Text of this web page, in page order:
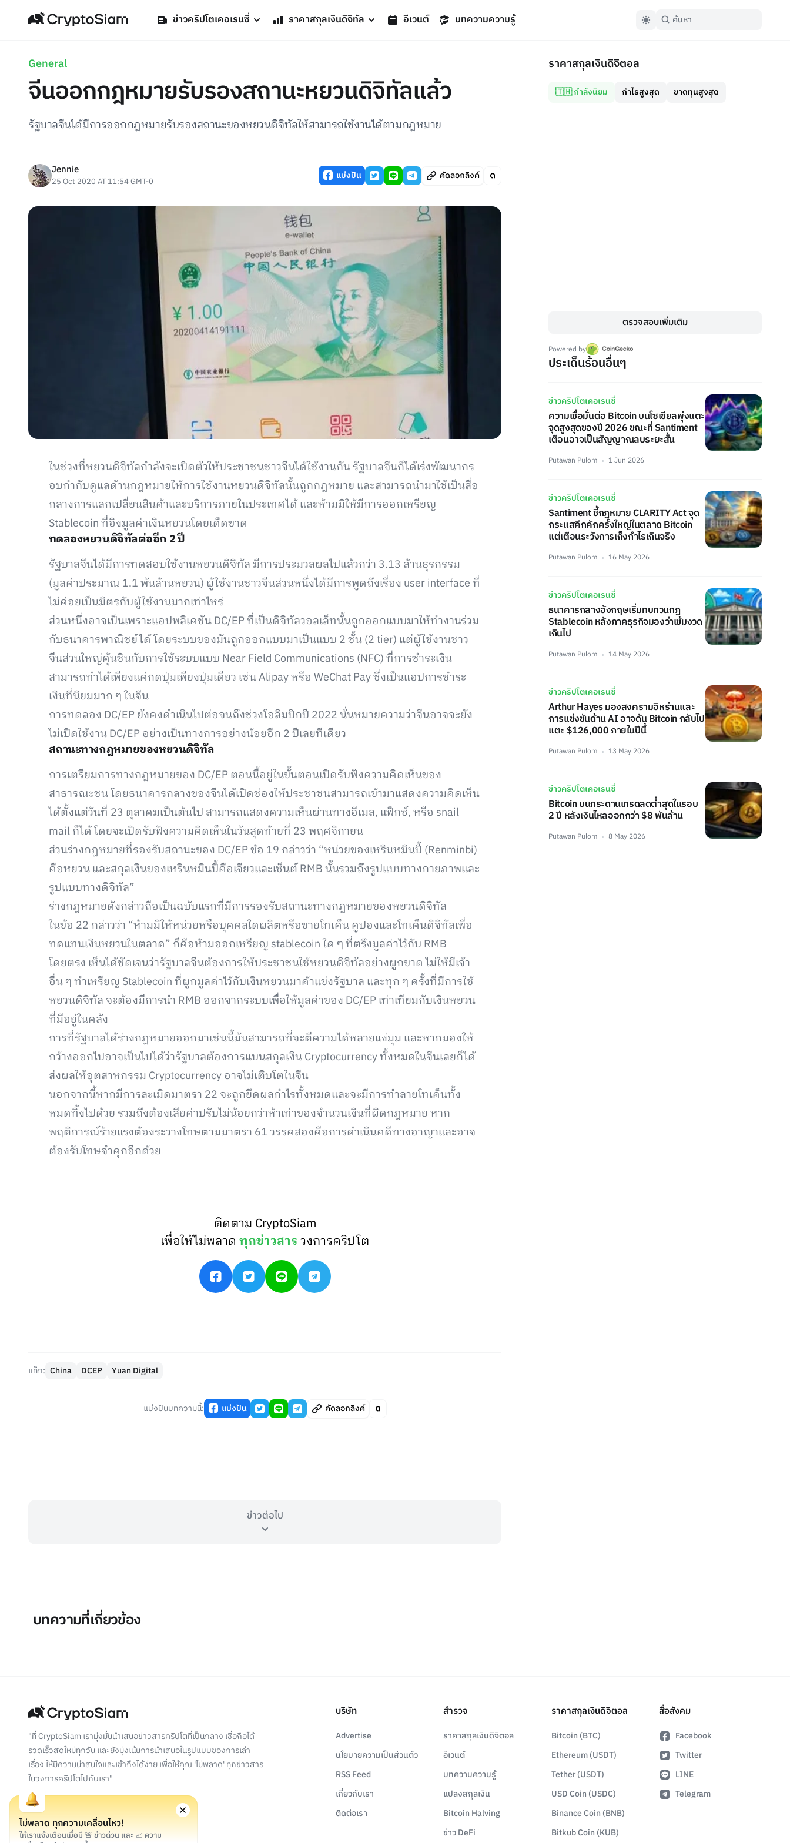
ข่าวคริปโตเคอเรนซี่ ราคาสกุลเงินดิจิทัล อีเวนต์ บทความความรู้
General
จีนออกกฎหมายรับรองสถานะหยวนดิจิทัลแล้ว
รัฐบาลจีนได้มีการออกกฎหมายรับรองสถานะของหยวนดิจิทัลให้สามารถใช้งานได้ตามกฎหมาย
Jennie
25 Oct 2020 AT 11:54 GMT-0 แบ่งปัน คัดลอกลิงค์
ในช่วงที่หยวนดิจิทัลกำลังจะเปิดตัวให้ประชาชนชาวจีนได้ใช้งานกัน รัฐบาลจีนก็ได้เร่งพัฒนากร
อบกำกับดูแลด้านกฎหมายให้การใช้งานหยวนดิจิทัลนั้นถูกกฎหมาย และสามารถนำมาใช้เป็นสื่อ
กลางการแลกเปลี่ยนสินค้าและบริการภายในประเทศได้ และห้ามมิให้มีการออกเหรียญ
Stablecoin ที่อิงมูลค่าเงินหยวนโดยเด็ดขาด
ทดลองหยวนดิจิทัลต่ออีก 2 ปี
รัฐบาลจีนได้มีการทดสอบใช้งานหยวนดิจิทัล มีการประมวลผลไปแล้วกว่า 3.13 ล้านธุรกรรม
(มูลค่าประมาณ 1.1 พันล้านหยวน) ผู้ใช้งานชาวจีนส่วนหนึ่งได้มีการพูดถึงเรื่อง user interface ที่
ไม่ค่อยเป็นมิตรกับผู้ใช้งานมากเท่าไหร่
ส่วนหนึ่งอาจเป็นเพราะแอปพลิเคชัน DC/EP ที่เป็นดิจิทัลวอลเล็ทนั้นถูกออกแบบมาให้ทำงานร่วม
กับธนาคารพาณิชย์ได้ โดยระบบของมันถูกออกแบบมาเป็นแบบ 2 ชั้น (2 tier) แต่ผู้ใช้งานชาว
จีนส่วนใหญ่คุ้นชินกับการใช้ระบบแบบ Near Field Communications (NFC) ที่การชำระเงิน
สามารถทำได้เพียงแค่กดปุ่มเพียงปุ่มเดียว เช่น Alipay หรือ WeChat Pay ซึ่งเป็นแอปการชำระ
เงินที่นิยมมาก ๆ ในจีน
การทดลอง DC/EP ยังคงดำเนินไปต่อจนถึงช่วงโอลิมปิกปี 2022 นั่นหมายความว่าจีนอาจจะยัง
ไม่เปิดใช้งาน DC/EP อย่างเป็นทางการอย่างน้อยอีก 2 ปีเลยทีเดียว
สถานะทางกฎหมายของหยวนดิจิทัล
การเตรียมการทางกฎหมายของ DC/EP ตอนนี้อยู่ในขั้นตอนเปิดรับฟังความคิดเห็นของ
สาธารณะชน โดยธนาคารกลางของจีนได้เปิดช่องให้ประชาชนสามารถเข้ามาแสดงความคิดเห็น
ได้ตั้งแต่วันที่ 23 ตุลาคมเป็นต้นไป สามารถแสดงความเห็นผ่านทางอีเมล, แฟ็กซ์, หรือ snail
mail ก็ได้ โดยจะเปิดรับฟังความคิดเห็นในวันสุดท้ายที่ 23 พฤศจิกายน
ส่วนร่างกฎหมายที่รองรับสถานะของ DC/EP ข้อ 19 กล่าวว่า “หน่วยของเหรินหมินปี้ (Renminbi)
คือหยวน และสกุลเงินของเหรินหมินปี้คือเจียวและเซ็นต์ RMB นั้นรวมถึงรูปแบบทางกายภาพและ
รูปแบบทางดิจิทัล”
ร่างกฎหมายดังกล่าวถือเป็นฉบับแรกที่มีการรองรับสถานะทางกฎหมายของหยวนดิจิทัล
ในข้อ 22 กล่าวว่า “ห้ามมิให้หน่วยหรือบุคคลใดผลิตหรือขายโทเค็น คูปองและโทเค็นดิจิทัลเพื่อ
ทดแทนเงินหยวนในตลาด” ก็คือห้ามออกเหรียญ stablecoin ใด ๆ ที่ตรึงมูลค่าไว้กับ RMB
โดยตรง เห็นได้ชัดเจนว่ารัฐบาลจีนต้องการให้ประชาชนใช้หยวนดิจิทัลอย่างผูกขาด ไม่ให้มีเจ้า
อื่น ๆ ทำเหรียญ Stablecoin ที่ผูกมูลค่าไว้กับเงินหยวนมาค้าแข่งรัฐบาล และทุก ๆ ครั้งที่มีการใช้
หยวนดิจิทัล จะต้องมีการนำ RMB ออกจากระบบเพื่อให้มูลค่าของ DC/EP เท่าเทียมกับเงินหยวน
ที่มีอยู่ในคลัง
การที่รัฐบาลได้ร่างกฎหมายออกมาเช่นนี้มันสามารถที่จะตีความได้หลายแง่มุม และหากมองให้
กว้างออกไปอาจเป็นไปได้ว่ารัฐบาลต้องการแบนสกุลเงิน Cryptocurrency ทั้งหมดในจีนเลยก็ได้
ส่งผลให้อุตสาหกรรม Cryptocurrency อาจไม่เติบโตในจีน
นอกจากนี้หากมีการละเมิดมาตรา 22 จะถูกยึดผลกำไรทั้งหมดและจะมีการทำลายโทเค็นทั้ง
หมดทิ้งไปด้วย รวมถึงต้องเสียค่าปรับไม่น้อยกว่าห้าเท่าของจำนวนเงินที่ผิดกฎหมาย หาก
พฤติการณ์ร้ายแรงต้องระวางโทษตามมาตรา 61 วรรคสองคือการดำเนินคดีทางอาญาและอาจ
ต้องรับโทษจำคุกอีกด้วย
ติดตาม CryptoSiam
เพื่อให้ไม่พลาดทุกข่าวสารวงการคริปโต
แท็ก: China DCEP Yuan Digital
แบ่งปันบทความนี้: แบ่งปัน คัดลอกลิงค์
ข่าวต่อไป
ราคาสกุลเงินดิจิตอล
🇹🇭 กำลังนิยม กำไรสูงสุด ขาดทุนสูงสุด
ตรวจสอบเพิ่มเติม
Powered by
ประเด็นร้อนอื่นๆ
ข่าวคริปโตเคอเรนซี่
ความเชื่อมั่นต่อ Bitcoin บนโซเชียลพุ่งแตะ
จุดสูงสุดของปี 2026 ขณะที่ Santiment
เตือนอาจเป็นสัญญาณลบระยะสั้น
Putawan Pulom 1 Jun 2026
ข่าวคริปโตเคอเรนซี่
Santiment ชี้กฎหมาย CLARITY Act จุด
กระแสคึกคักครั้งใหญ่ในตลาด Bitcoin
แต่เตือนระวังการเก็งกำไรเกินจริง
Putawan Pulom 16 May 2026
ข่าวคริปโตเคอเรนซี่
ธนาคารกลางอังกฤษเริ่มทบทวนกฎ
Stablecoin หลังภาคธุรกิจมองว่าเข้มงวด
เกินไป
Putawan Pulom 14 May 2026
ข่าวคริปโตเคอเรนซี่
Arthur Hayes มองสงครามอิหร่านและ
การแข่งขันด้าน AI อาจดัน Bitcoin กลับไป
แตะ $126,000 ภายในปีนี้
Putawan Pulom 13 May 2026
ข่าวคริปโตเคอเรนซี่
Bitcoin บนกระดานเทรดลดต่ำสุดในรอบ
2 ปี หลังเงินไหลออกกว่า $8 พันล้าน
Putawan Pulom 8 May 2026
บทความที่เกี่ยวข้อง
"ที่ CryptoSiam เรามุ่งมั่นนำเสนอข่าวสารคริปโตที่เป็นกลาง เชื่อถือได้
รวดเร็วสดใหม่ทุกวัน และยังมุ่งเน้นการนำเสนอในรูปแบบของการเล่า
เรื่อง ให้มีความน่าสนใจและเข้าถึงได้ง่าย เพื่อให้คุณ 'ไม่พลาด' ทุกข่าวสาร
ในวงการคริปโตไปกับเรา"
บริษัท
Advertise
นโยบายความเป็นส่วนตัว
RSS Feed
เกี่ยวกับเรา
ติดต่อเรา
สำรวจ
ราคาสกุลเงินดิจิตอล
อีเวนต์
บทความความรู้
แปลงสกุลเงิน
Bitcoin Halving
ข่าว DeFi
ราคาสกุลเงินดิจิตอล
Bitcoin (BTC)
Ethereum (USDT)
Tether (USDT)
USD Coin (USDC)
Binance Coin (BNB)
Bitkub Coin (KUB)
สื่อสังคม
Facebook
Twitter
LINE
Telegram
ไม่พลาด ทุกความเคลื่อนไหว!
ให้เราแจ้งเตือนเมื่อมี 🚨 ข่าวด่วน และ 📈 ความ